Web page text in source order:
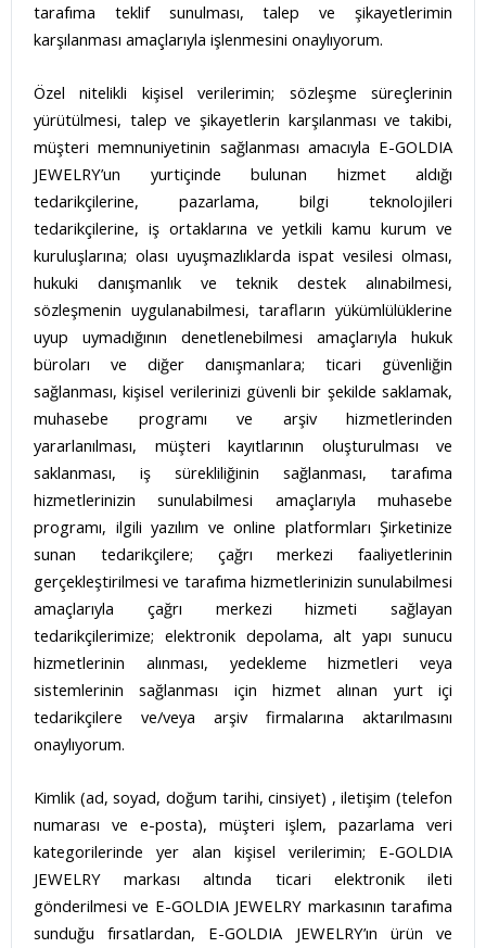
tarafıma teklif sunulması, talep ve şikayetlerimin
karşılanması amaçlarıyla işlenmesini onaylıyorum.
Özel nitelikli kişisel verilerimin; sözleşme süreçlerinin
yürütülmesi, talep ve şikayetlerin karşılanması ve takibi,
müşteri memnuniyetinin sağlanması amacıyla E-GOLDIA
JEWELRY’un yurtiçinde bulunan hizmet aldığı
tedarikçilerine, pazarlama, bilgi teknolojileri
tedarikçilerine, iş ortaklarına ve yetkili kamu kurum ve
kuruluşlarına; olası uyuşmazlıklarda ispat vesilesi olması,
hukuki danışmanlık ve teknik destek alınabilmesi,
sözleşmenin uygulanabilmesi, tarafların yükümlülüklerine
uyup uymadığının denetlenebilmesi amaçlarıyla hukuk
büroları ve diğer danışmanlara; ticari güvenliğin
sağlanması, kişisel verilerinizi güvenli bir şekilde saklamak,
muhasebe programı ve arşiv hizmetlerinden
yararlanılması, müşteri kayıtlarının oluşturulması ve
saklanması, iş sürekliliğinin sağlanması, tarafıma
hizmetlerinizin sunulabilmesi amaçlarıyla muhasebe
programı, ilgili yazılım ve online platformları Şirketinize
sunan tedarikçilere; çağrı merkezi faaliyetlerinin
gerçekleştirilmesi ve tarafıma hizmetlerinizin sunulabilmesi
amaçlarıyla çağrı merkezi hizmeti sağlayan
tedarikçilerimize; elektronik depolama, alt yapı sunucu
hizmetlerinin alınması, yedekleme hizmetleri veya
sistemlerinin sağlanması için hizmet alınan yurt içi
tedarikçilere ve/veya arşiv firmalarına aktarılmasını
onaylıyorum.
Kimlik (ad, soyad, doğum tarihi, cinsiyet) , iletişim (telefon
numarası ve e-posta), müşteri işlem, pazarlama veri
kategorilerinde yer alan kişisel verilerimin; E-GOLDIA
JEWELRY markası altında ticari elektronik ileti
gönderilmesi ve E-GOLDIA JEWELRY markasının tarafıma
sunduğu fırsatlardan, E-GOLDIA JEWELRY’ın ürün ve